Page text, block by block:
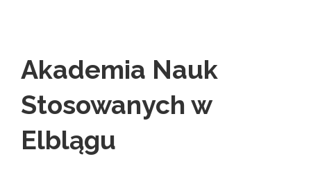
Akademia Nauk
Stosowanych w
Elblągu